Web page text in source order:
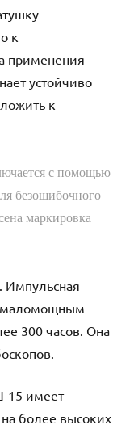
к
применения
устойчиво
к
с помощью
безошибочного
маркировка
Импульсная
маломощным
300 часов. Она
15 имеет
более высоких